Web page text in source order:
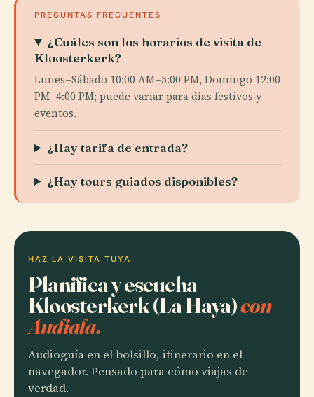
PREGUNTAS FRECUENTES
¿Cuáles son los horarios de visita de
Kloosterkerk?
Lunes–Sábado 10:00 AM–5:00 PM, Domingo 12:00
PM–4:00 PM; puede variar para días festivos y
eventos.
¿Hay tarifa de entrada?
¿Hay tours guiados disponibles?
HAZ LA VISITA TUYA
Planifica y escucha
Kloosterkerk (La Haya)con
Audiala.
Audioguía en el bolsillo, itinerario en el
navegador. Pensado para cómo viajas de
verdad.